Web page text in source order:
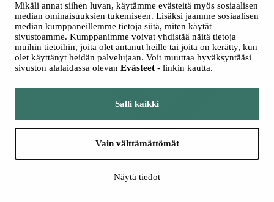
Mikäli annat siihen luvan, käytämme evästeitä myös sosiaalisen
median ominaisuuksien tukemiseen. Lisäksi jaamme sosiaalisen
median kumppaneillemme tietoja siitä, miten käytät
sivustoamme. Kumppanimme voivat yhdistää näitä tietoja
muihin tietoihin, joita olet antanut heille tai joita on kerätty, kun
olet käyttänyt heidän palvelujaan. Voit muuttaa hyväksyntääsi
sivuston alalaidassa olevan Evästeet - linkin kautta.
Salli kaikki
Vain välttämättömät
Näytä tiedot
Kaikki
Jatkuva haku
Yhteishaku